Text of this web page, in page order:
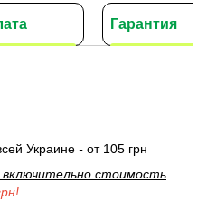
Гарантия
Украине - от 105 грн
включительно стоимость